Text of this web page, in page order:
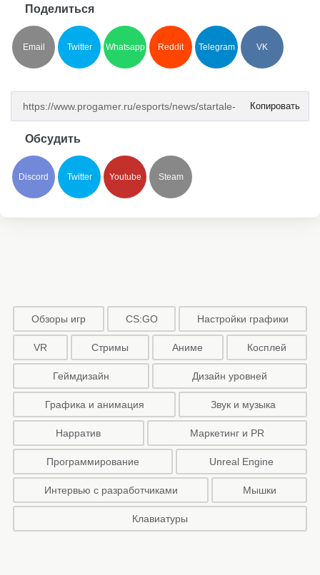
Поделиться
Email Twitter Whatsapp Reddit Telegram VK
Копировать
Обсудить
Discord Twitter Youtube Steam
Обзоры игр CS:GO Настройки графики
VR Стримы Аниме Косплей
Геймдизайн Дизайн уровней
Графика и анимация Звук и музыка
Нарратив Маркетинг и PR
Программирование Unreal Engine
Интервью с разработчиками Мышки
Клавиатуры